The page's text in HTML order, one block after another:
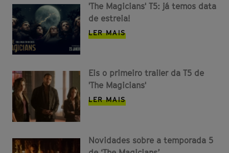
'The Magicians' T5: já temos data
de estreia!
LER MAIS
Eis o primeiro trailer da T5 de
'The Magicians'
LER MAIS
Novidades sobre a temporada 5